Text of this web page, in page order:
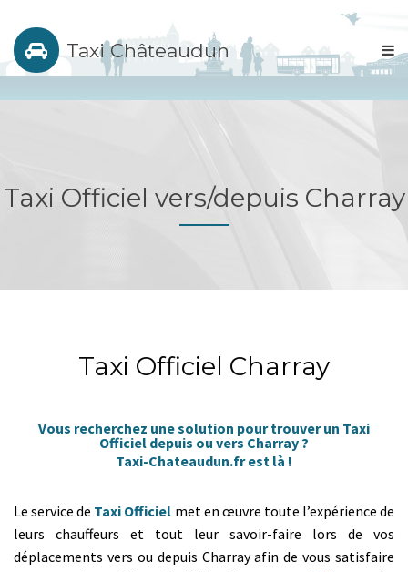
Taxi Châteaudun
Taxi Officiel vers/depuis Charray
Taxi Officiel Charray
Vous recherchez une solution pour trouver un Taxi
Officiel depuis ou vers Charray ?
Taxi-Chateaudun.fr est là !
Le service de Taxi Officiel met en œuvre toute l’expérience de
leurs chauffeurs et tout leur savoir-faire lors de vos
déplacements vers ou depuis Charray afin de vous satisfaire